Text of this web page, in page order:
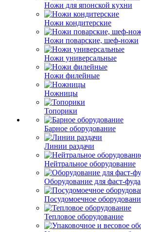
Ножи для японской кухни
Ножи кондитерские
Ножи поварские, шеф-ножи
Ножи универсальные
Ножи филейные
Ножницы
Топорики
Барное оборудование
Линии раздачи
Нейтральное оборудование
Оборудование для фаст-фуда
Посудомоечное
Тепловое оборудование